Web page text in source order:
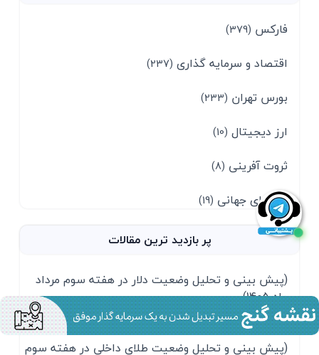
فارکس (379)
اقتصاد و سرمایه گذاری (237)
بورس تهران (233)
ارز دیجیتال (10)
ثروت آفرینی (8)
بازارهای جهانی (19)
پر بازدید ترین مقالات
(پیش بینی و تحلیل وضعیت دلار در هفته سوم مرداد
ماه 1405)
مرداد 1405
(پیش بینی و تحلیل وضعیت طلای داخلی در هفته سوم